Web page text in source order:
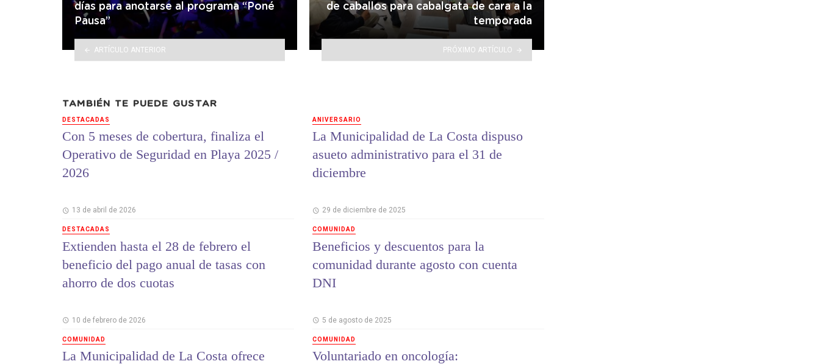
días para anotarse al programa “Poné
Pausa”
ARTÍCULO ANTERIOR
de caballos para cabalgata de cara a la
temporada
PRÓXIMO ARTÍCULO
TAMBIÉN TE PUEDE GUSTAR
DESTACADAS
Con 5 meses de cobertura, finaliza el
Operativo de Seguridad en Playa 2025 /
2026
13 de abril de 2026
DESTACADAS
Extienden hasta el 28 de febrero el
beneficio del pago anual de tasas con
ahorro de dos cuotas
10 de febrero de 2026
COMUNIDAD
La Municipalidad de La Costa ofrece
ANIVERSARIO
La Municipalidad de La Costa dispuso
asueto administrativo para el 31 de
diciembre
29 de diciembre de 2025
COMUNIDAD
Beneficios y descuentos para la
comunidad durante agosto con cuenta
DNI
5 de agosto de 2025
COMUNIDAD
Voluntariado en oncología: